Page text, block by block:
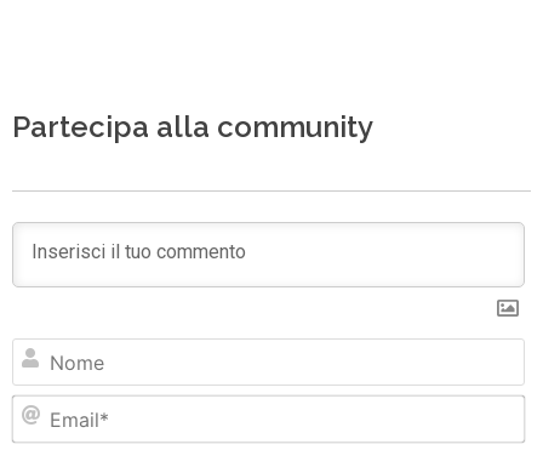
Partecipa alla community